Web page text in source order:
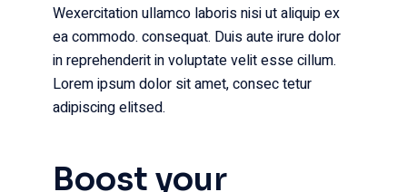
Wexercitation ullamco laboris nisi ut aliquip ex
ea commodo. consequat. Duis aute irure dolor
in reprehenderit in voluptate velit esse cillum.
Lorem ipsum dolor sit amet, consec tetur
adipiscing elitsed.
Boost your